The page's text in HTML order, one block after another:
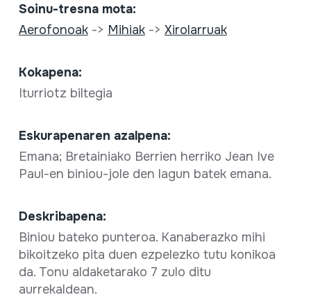
Soinu-tresna mota:
Aerofonoak-> Mihiak-> Xirolarruak
Kokapena:
Iturriotz biltegia
Eskurapenaren azalpena:
Emana; Bretainiako Berrien herriko Jean Ive
Paul-en biniou-jole den lagun batek emana.
Deskribapena:
Biniou bateko punteroa. Kanaberazko mihi
bikoitzeko pita duen ezpelezko tutu konikoa
da. Tonu aldaketarako 7 zulo ditu
aurrekaldean.